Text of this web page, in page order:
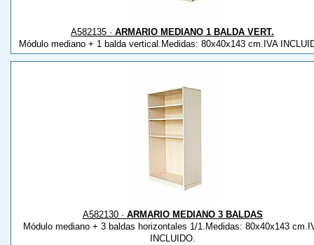
A582135 · ARMARIO MEDIANO 1 BALDA VERT.
Módulo mediano + 1 balda vertical.Medidas: 80x40x143 cm.IVA
A582130 · ARMARIO MEDIANO 3 BALDAS
Módulo mediano + 3 baldas horizontales 1/1.Medidas: 80x40x143
INCLUIDO.